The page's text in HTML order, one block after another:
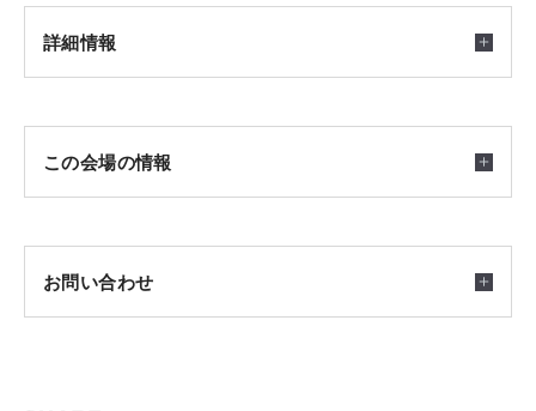
詳細情報
開催日時
会場
この会場の情報
お問い合わせ